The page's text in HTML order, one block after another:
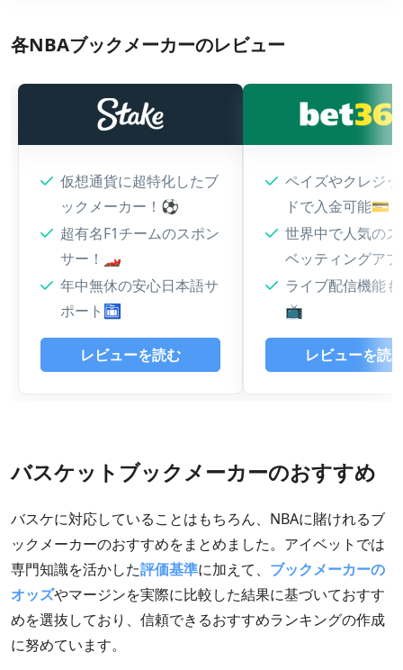
各NBAブックメーカーのレビュー
仮想通貨に超特化したブ
ックメーカー！⚽
超有名F1チームのスポン
サー！🏎️
年中無休の安心日本語サ
ポート🛅
レビューを読む
ペイズやクレジ
ドで入金可能💳
世界中で人気の
ベッティングア
ライブ配信機能
📺
レビューを読
バスケットブックメーカーのおすすめ
バスケに対応していることはもちろん、NBAに賭けれるブ
ックメーカーのおすすめをまとめました。アイベットでは
専門知識を活かした評価基準に加えて、 ブックメーカーの
オッズやマージンを実際に比較した結果に基づいておすす
めを選抜しており、信頼できるおすすめランキングの作成
に努めています。